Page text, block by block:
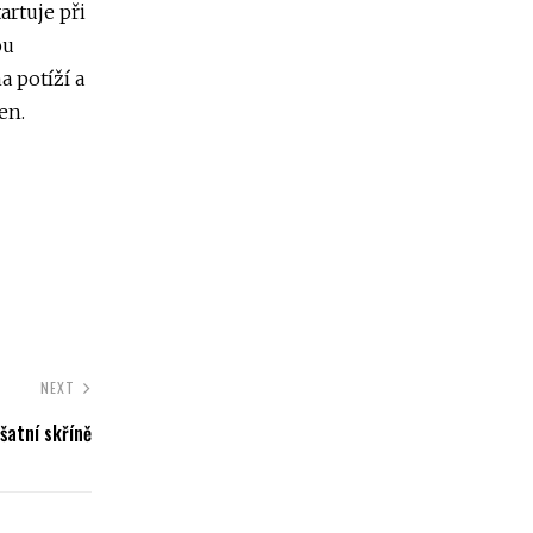
při
potíží a
NEXT
skříně